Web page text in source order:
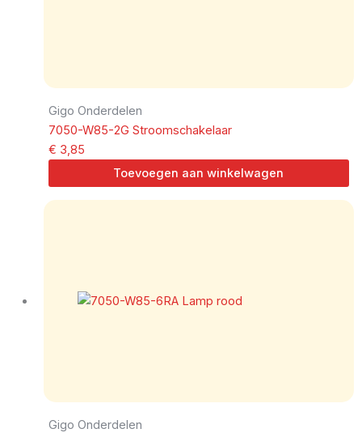
Gigo Onderdelen
7050-W85-2G Stroomschakelaar
€ 3,85
Toevoegen aan winkelwagen
Gigo Onderdelen